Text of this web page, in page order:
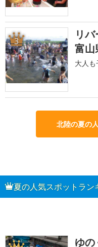
3
リ
富山
大人も
北陸の夏の
夏の人気スポットラン
ゆ